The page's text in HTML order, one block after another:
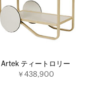
Artek ティートロリー
￥438,900